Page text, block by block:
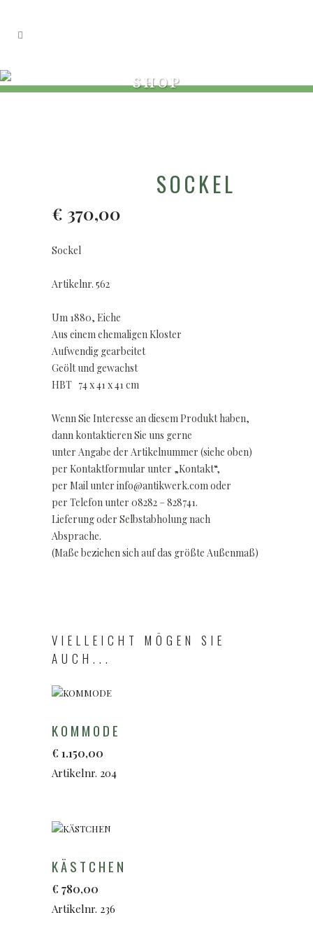
SHOP
SOCKEL
€ 370,00
Sockel
Artikelnr. 562
Um 1880, Eiche
Aus einem ehemaligen Kloster
Aufwendig gearbeitet
Geölt und gewachst
HBT 74 x 41 x 41 cm
Wenn Sie Interesse an diesem Produkt haben,
dann kontaktieren Sie uns gerne
unter Angabe der Artikelnummer (siehe oben)
per Kontaktformular unter „Kontakt“,
per Mail unter info@antikwerk.com oder
per Telefon unter 08282 – 828741.
Lieferung oder Selbstabholung nach
Absprache.
(Maße beziehen sich auf das größte Außenmaß)
VIELLEICHT MÖGEN SIE
AUCH...
KOMMODE
€ 1.150,00
Artikelnr. 204
KÄSTCHEN
€ 780,00
Artikelnr. 236